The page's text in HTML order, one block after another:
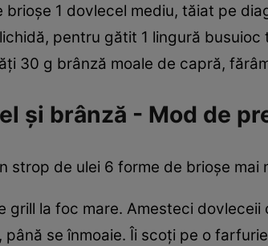
1 dovlecel mediu, tăiat pe
pentru gătit 1 lingură
30 g brânză moale de capră,
şi brânză - Mod de
strop de ulei 6 forme de brioşe mai
grill la foc mare. Amesteci
se înmoaie. Îi scoţi pe o